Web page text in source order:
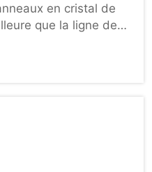
en cristal de
que la ligne de
panneaux en